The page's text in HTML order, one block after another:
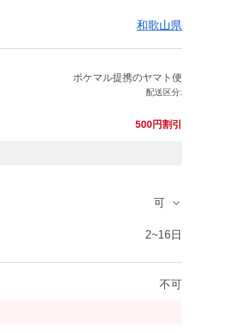
和歌山県
ポケマル提携のヤマト便
配送区分:
500円割引
可
2~16日
不可